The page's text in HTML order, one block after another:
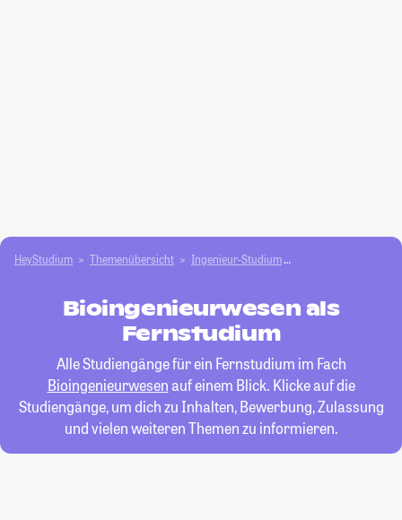
HeyStudium Themenübersicht Ingenieur-Studium
Bioingenieurwesen als
Fernstudium
Alle Studiengänge für ein Fernstudium im Fach
Bioingenieurwesenauf einem Blick. Klicke auf die
Studiengänge, um dich zu Inhalten, Bewerbung, Zulassung
und vielen weiteren Themen zu informieren.